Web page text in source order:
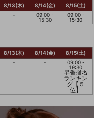
8/13(木)
-
8/14(金)
09:00 -
15:30
8/15(土)
09:00 -
15:30
8/13(木)
-
8/14(金)
-
8/15(土)
09:00 -
19:30
早番指名
ランキン
グ【５
位】